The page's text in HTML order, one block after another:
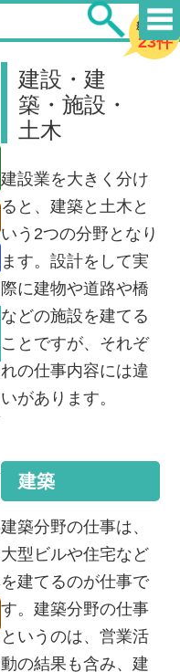
新着求人
23件
建設・建
築・施設・
土木
建設業を大きく分け
ると、建築と土木と
いう2つの分野となり
ます。設計をして実
際に建物や道路や橋
などの施設を建てる
ことですが、それぞ
れの仕事内容には違
いがあります。
建築
建築分野の仕事は、
大型ビルや住宅など
を建てるのが仕事で
す。建築分野の仕事
というのは、営業活
動の結果も含み、建